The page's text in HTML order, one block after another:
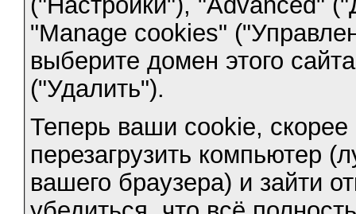
"Manage cookies"
выберите домен этого
("Удалить").
Теперь ваши cookie,
перезагрузить компьютер
вашего браузера) и зайти